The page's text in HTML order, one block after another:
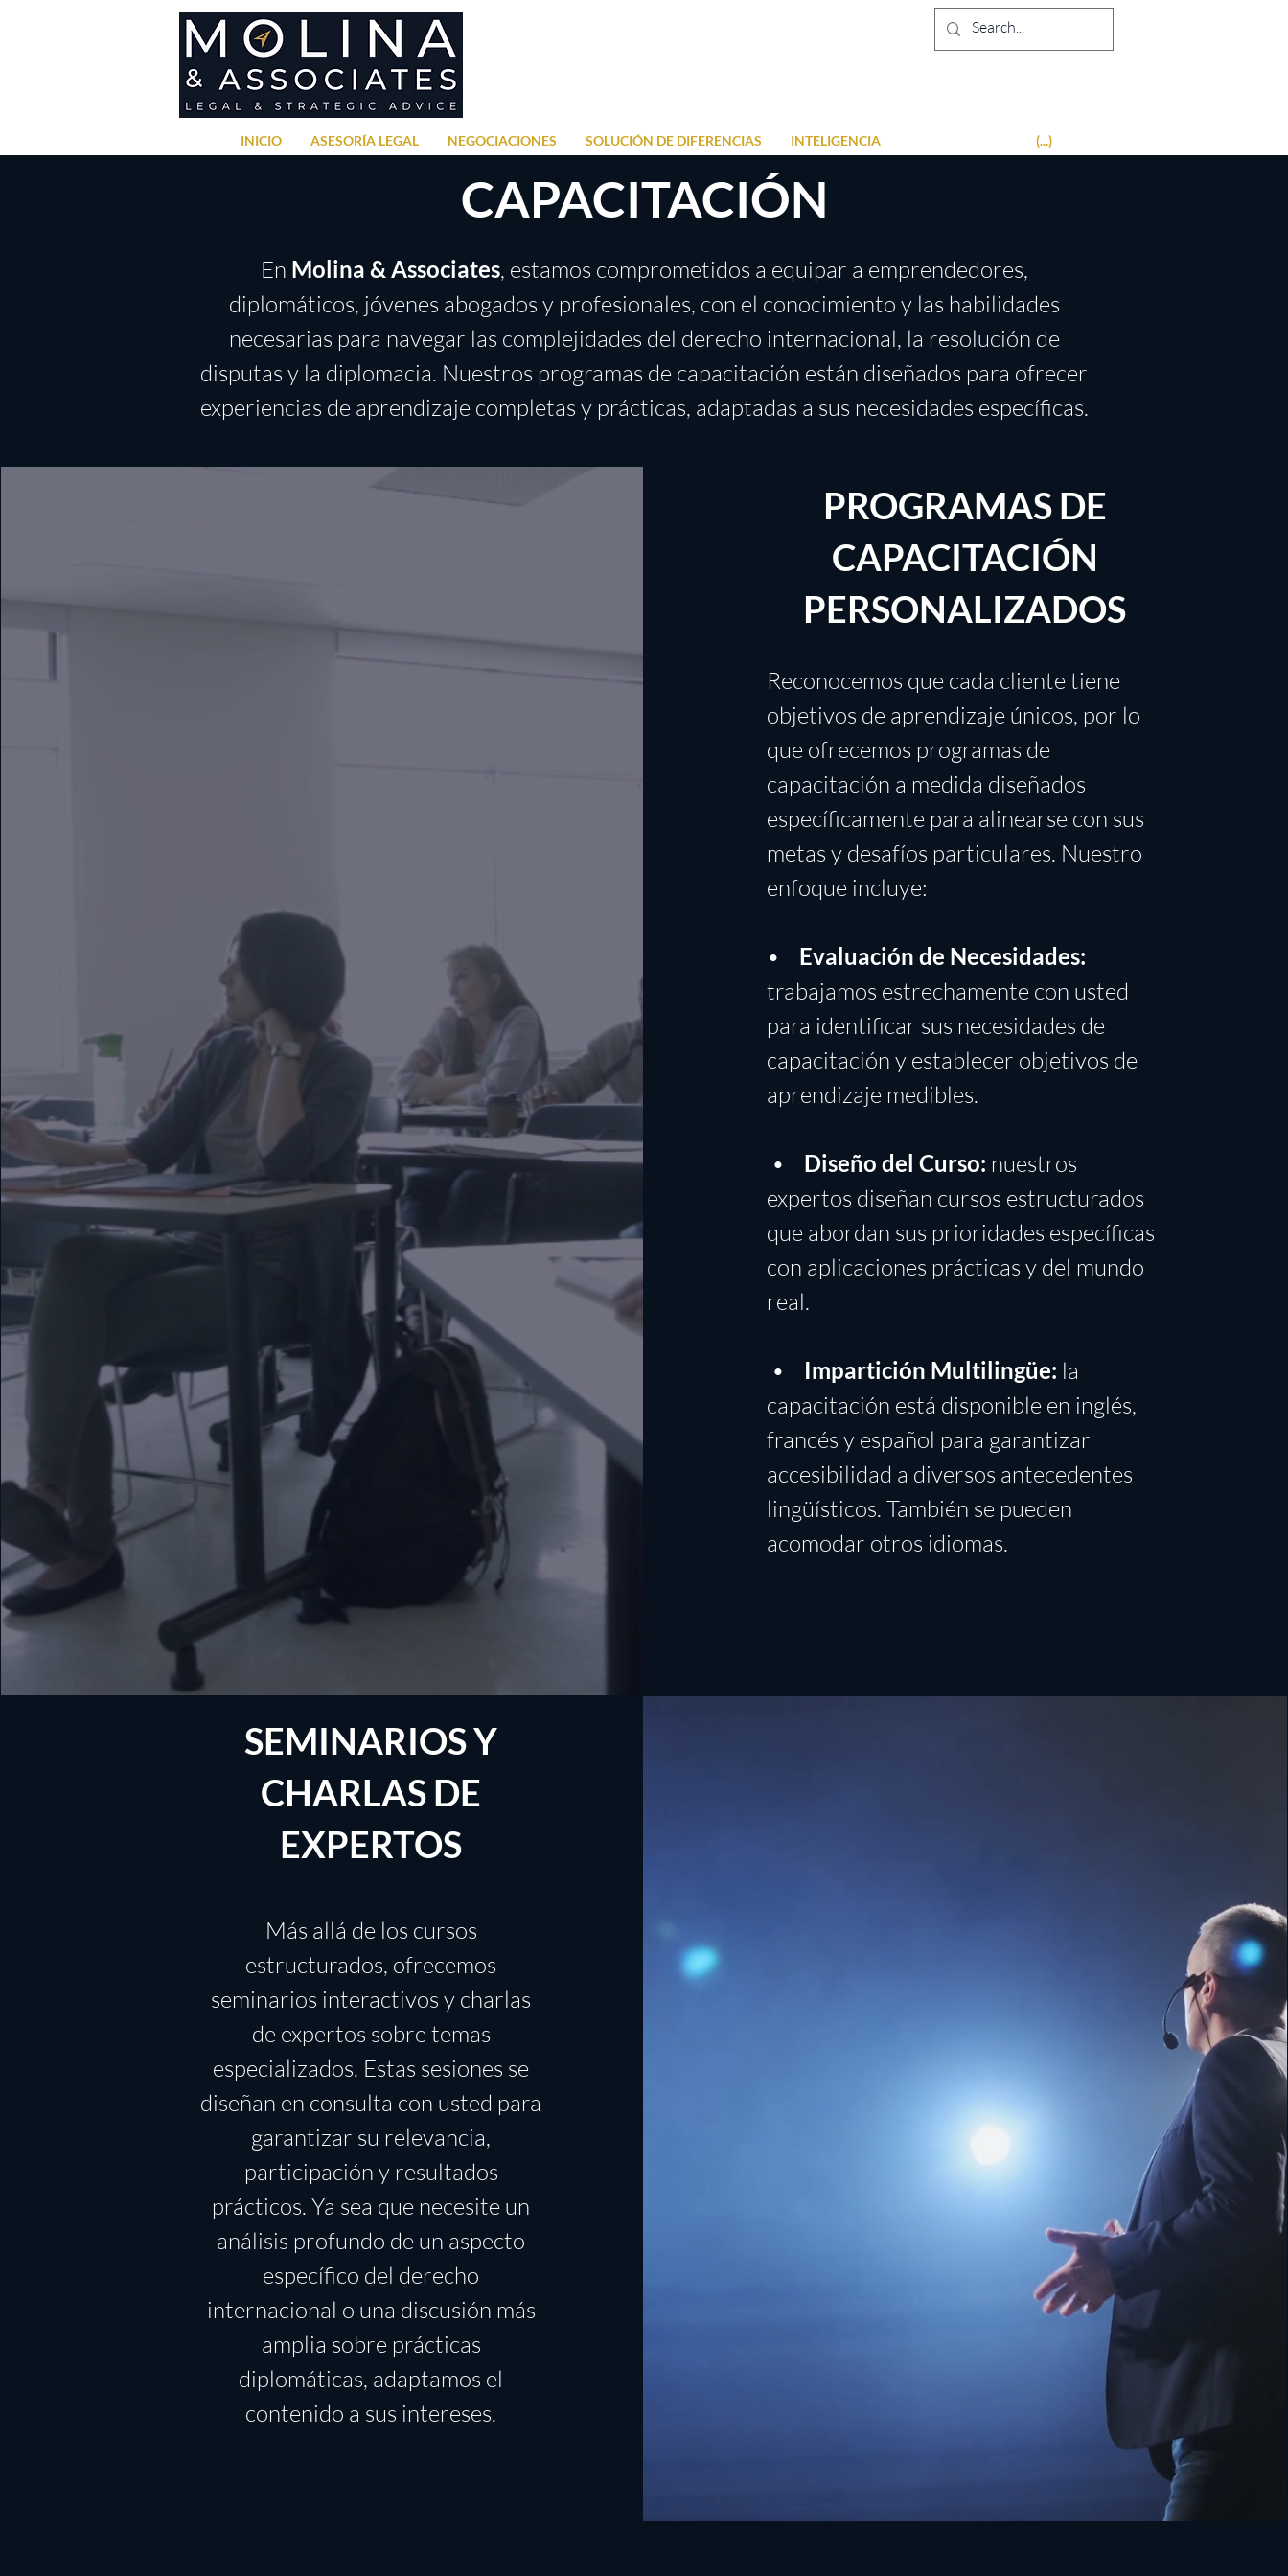
INICIO ASESORÍA LEGAL NEGOCIACIONES SOLUCIÓN DE DIFERENCIAS INTELIGENCIA (...)
CAPACITACIÓN
En Molina & Associates, estamos comprometidos a equipar a emprendedores,
diplomáticos, jóvenes abogados y profesionales, con el conocimiento y las habilidades
necesarias para navegar las complejidades del derecho internacional, la resolución de
disputas y la diplomacia. Nuestros programas de capacitación están diseñados para ofrecer
experiencias de aprendizaje completas y prácticas, adaptadas a sus necesidades específicas.
PROGRAMAS DE
CAPACITACIÓN
PERSONALIZADOS
Reconocemos que cada cliente tiene
objetivos de aprendizaje únicos, por lo
que ofrecemos programas de
capacitación a medida diseñados
específicamente para alinearse con sus
metas y desafíos particulares. Nuestro
enfoque incluye:
• Evaluación de Necesidades:
trabajamos estrechamente con usted
para identificar sus necesidades de
capacitación y establecer objetivos de
aprendizaje medibles.
• Diseño del Curso: nuestros
expertos diseñan cursos estructurados
que abordan sus prioridades específicas
con aplicaciones prácticas y del mundo
real.
• Impartición Multilingüe: la
capacitación está disponible en inglés,
francés y español para garantizar
accesibilidad a diversos antecedentes
lingüísticos. También se pueden
acomodar otros idiomas.
SEMINARIOS Y
CHARLAS DE
EXPERTOS
Más allá de los cursos
estructurados, ofrecemos
seminarios interactivos y charlas
de expertos sobre temas
especializados. Estas sesiones se
diseñan en consulta con usted para
garantizar su relevancia,
participación y resultados
prácticos. Ya sea que necesite un
análisis profundo de un aspecto
específico del derecho
internacional o una discusión más
amplia sobre prácticas
diplomáticas, adaptamos el
contenido a sus intereses.